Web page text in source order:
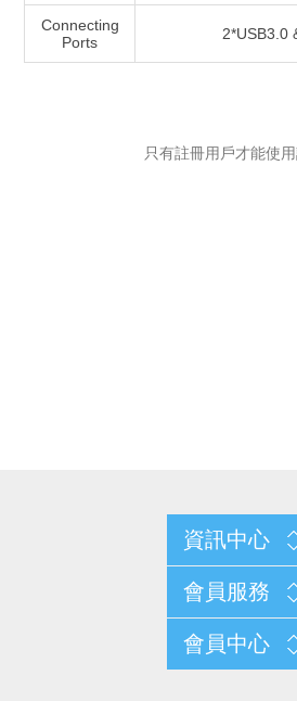
Connecting
Ports
2*USB3.0
只有註冊用戶才能使
資訊中心
會員服務
會員中心